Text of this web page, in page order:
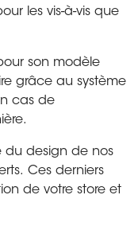
les vis-à-vis que
son modèle
grâce au système
cas de
du design de nos
Ces derniers
de votre store et